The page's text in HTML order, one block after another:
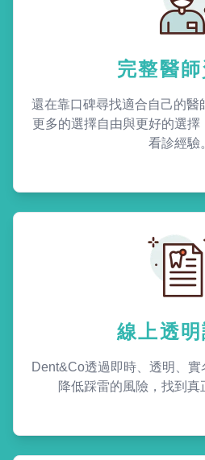
完整醫
還在靠口碑尋找適合自己的
更多的選擇自由與更好的選擇
看診經驗
線上透
Dent&Co透過即時、透明、實
降低踩雷的風險，找到真